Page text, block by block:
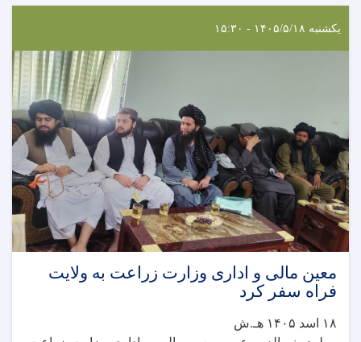
یکشنبه ۱۴۰۵/۵/۱۸ - ۱۵:۳۰
معین مالی و اداری وزارت زراعت به ولایت
فراه سفر کرد
۱۸ اسد ۱۴۰۵ هـ.ش